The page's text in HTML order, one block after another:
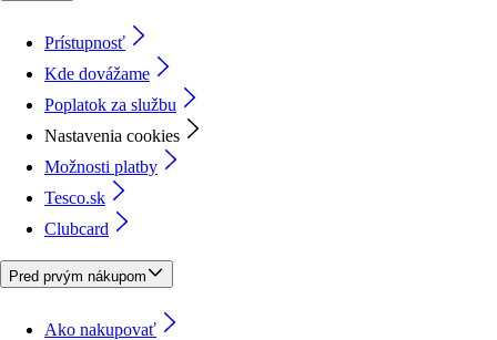
Prístupnosť
Kde dovážame
Poplatok za službu
Nastavenia cookies
Možnosti platby
Tesco.sk
Clubcard
Pred prvým nákupom
Ako nakupovať